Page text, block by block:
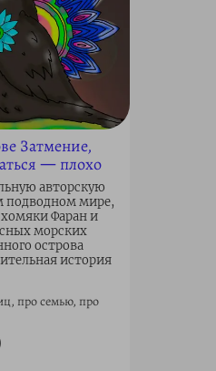
Затмение,
― плохо
авторскую
подводном мире,
Фаран и
морских
острова
история
про семью, про